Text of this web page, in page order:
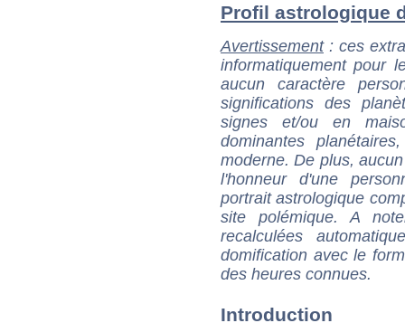
Profil astrologique
Avertissement: ces
informatiquement pour
aucun caractère
significations des
signes et/ou en
dominantes
moderne. De plus,
l'honneur d'une
portrait astrologique
site polémique. A
recalculées
domification avec le
des heures connues.
Introduction